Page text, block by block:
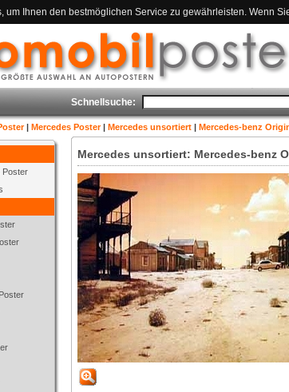
um Ihnen den bestmöglichen Service zu gewährleisten. Wenn
Schnellsuche:
| Mercedes Poster| Mercedes unsortiert | Mercedes-benz
Poster
Mercedes unsortiert: Mercedes-benz